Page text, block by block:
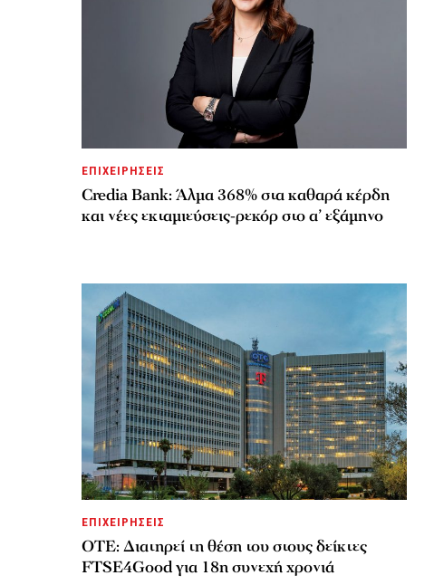
ΕΠΙΧΕΙΡΗΣΕΙΣ
Credia Bank: Άλμα 368% στα καθαρά κέρδη
και νέες εκταμιεύσεις-ρεκόρ στο α’ εξάμηνο
ΕΠΙΧΕΙΡΗΣΕΙΣ
ΟΤΕ: Διατηρεί τη θέση του στους δείκτες
FTSE4Good για 18η συνεχή χρονιά